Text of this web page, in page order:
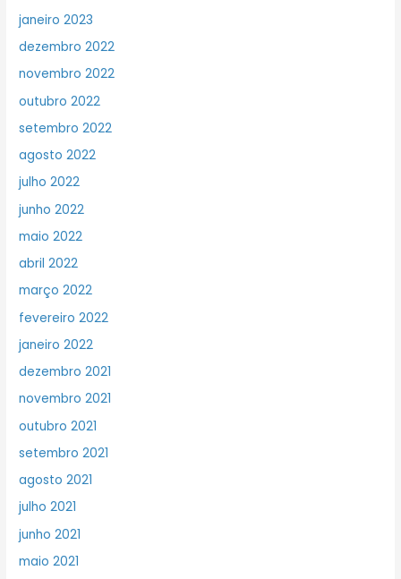
janeiro 2023
dezembro 2022
novembro 2022
outubro 2022
setembro 2022
agosto 2022
julho 2022
junho 2022
maio 2022
abril 2022
março 2022
fevereiro 2022
janeiro 2022
dezembro 2021
novembro 2021
outubro 2021
setembro 2021
agosto 2021
julho 2021
junho 2021
maio 2021